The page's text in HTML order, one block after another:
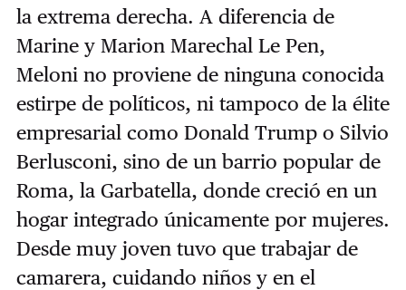
la extrema derecha. A diferencia de
Marine y Marion Marechal Le Pen,
Meloni no proviene de ninguna conocida
estirpe de políticos, ni tampoco de la élite
empresarial como Donald Trump o Silvio
Berlusconi, sino de un barrio popular de
Roma, la Garbatella, donde creció en un
hogar integrado únicamente por mujeres.
Desde muy joven tuvo que trabajar de
camarera, cuidando niños y en el